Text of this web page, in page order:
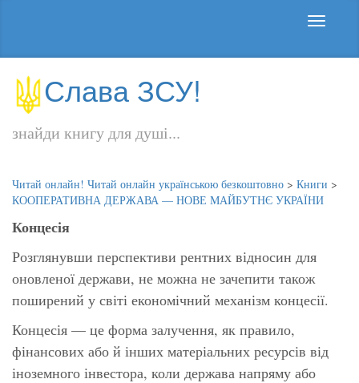
Слава ЗСУ!
знайди книгу для душі...
Читай онлайн! Читай онлайн українською безкоштовно > Книги >
КООПЕРАТИВНА ДЕРЖАВА — НОВЕ МАЙБУТНЄ УКРАЇНИ
Концесія
Розглянувши перспективи рентних відносин для
оновленої держави, не можна не зачепити також
поширений у світі економічний механізм концесії.
Концесія — це форма залучення, як правило,
фінансових або й інших матеріальних ресурсів від
іноземного інвестора, коли держава напряму або